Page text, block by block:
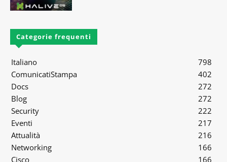
Categorie frequenti
Italiano
798
ComunicatiStampa
402
Docs
272
Blog
272
Security
222
Eventi
217
Attualità
216
Networking
166
Cisco
166